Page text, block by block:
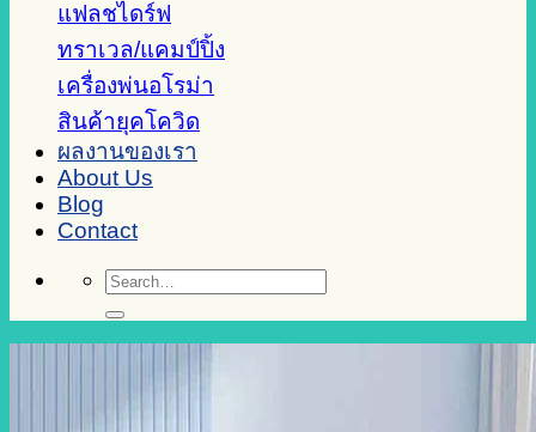
แฟลชไดร์ฟ
ทราเวล/แคมป์ปิ้ง
เครื่องพ่นอโรม่า
สินค้ายุคโควิด
ผลงานของเรา
About Us
Blog
Contact
Search